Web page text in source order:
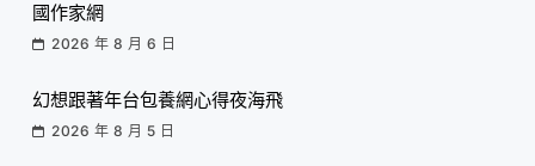
國作家網
2026 年 8 月 6 日
幻想跟著年台包養網心得夜海飛
2026 年 8 月 5 日